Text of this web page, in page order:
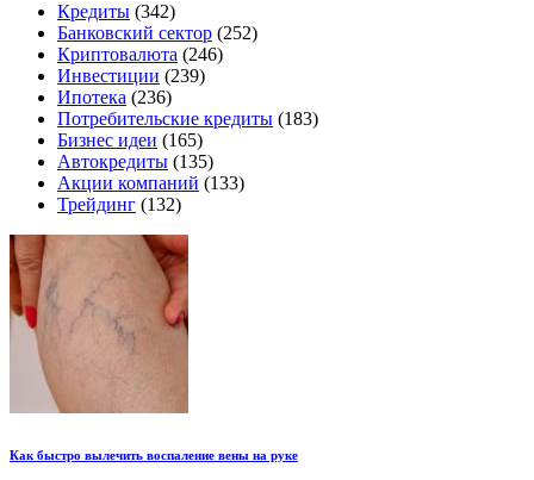
Кредиты (342)
Банковский сектор (252)
Криптовалюта (246)
Инвестиции (239)
Ипотека (236)
Потребительские кредиты (183)
Бизнес идеи (165)
Автокредиты (135)
Акции компаний (133)
Трейдинг (132)
Как быстро вылечить воспаление вены на руке